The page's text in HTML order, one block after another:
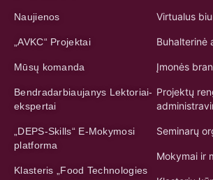
Bendradarbiaujanys Lektoriai-
platforma
Klasteris „Food Technologies
Digitalization LT“
Projektų
Klasterių
KONTAKTAI